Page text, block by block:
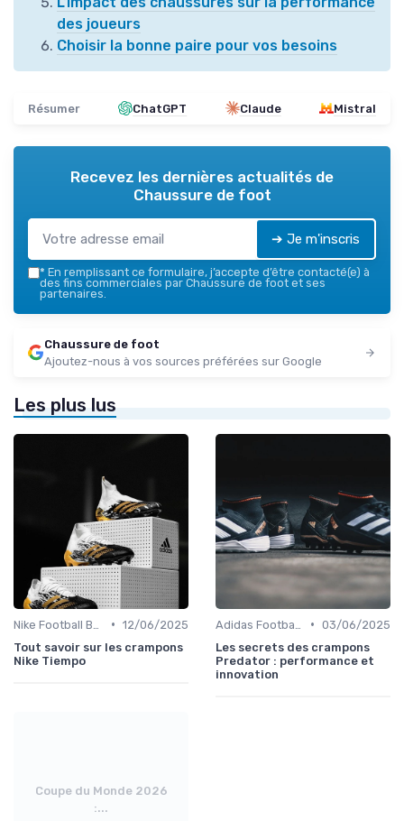
des joueurs
Choisir la bonne paire pour vos besoins
Résumer ChatGPT Claude Mistral
Recevez les dernières actualités de
Chaussure de foot
➔ Je m'inscris
* En remplissant ce formulaire, j’accepte d’être contacté(e) à
des fins commerciales par Chaussure de foot et ses
partenaires.
Chaussure de foot
Ajoutez-nous à vos sources préférées sur Google
Les plus lus
• 12/06/2025
Tout savoir sur les crampons
Nike Tiempo
• 03/06/2025
Les secrets des crampons
Predator : performance et
innovation
Coupe du Monde 2026
:...